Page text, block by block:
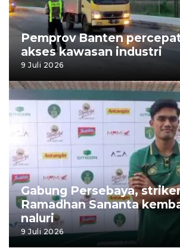
Pemprov Banten
akses kawasan industri
9 Juli 2026
Gabung Persebaya,
Ramadhan Sananta
naluri
9 Juli 2026